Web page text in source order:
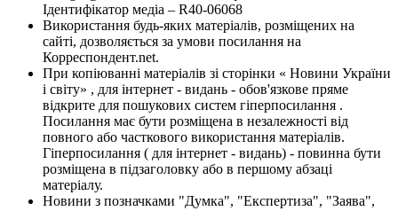
Ідентифікатор медіа – R40-06068
Використання будь-яких матеріалів, розміщених на
сайті, дозволяється за умови посилання на
Корреспондент.net.
При копіюванні матеріалів зі сторінки « Новини України
і світу» , для інтернет - видань - обов'язкове пряме
відкрите для пошукових систем гіперпосилання .
Посилання має бути розміщена в незалежності від
повного або часткового використання матеріалів.
Гіперпосилання ( для інтернет - видань) - повинна бути
розміщена в підзаголовку або в першому абзаці
матеріалу.
Новини з позначками "Думка", "Експертиза", "Заява",